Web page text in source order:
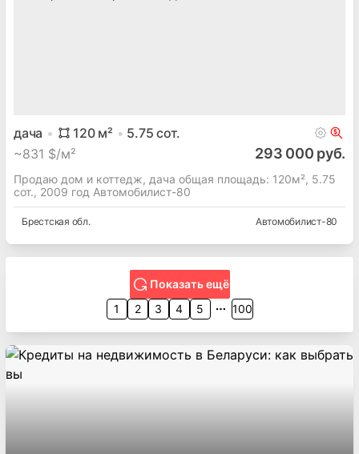
дача 120м² 5.75 сот.
~831 $/м² 293 000 руб.
Продаю дом и коттедж, дача общая площадь: 120м², 5.75
сот., 2009 год Автомобилист-80
Брестская обл. Автомобилист-80
Показать ещё
1
2 3 4 5 100